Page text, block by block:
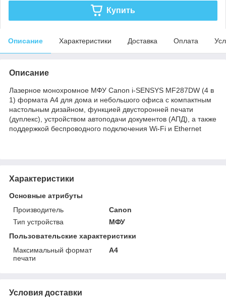
Купить
Описание Характеристики Доставка Оплата
Описание
Лазерное монохромное МФУ Canon i-SENSYS MF287DW (4 в
1) формата А4 для дома и небольшого офиса с компактным
настольным дизайном, функцией двусторонней печати
(дуплекс), устройством автоподачи документов (АПД), а также
поддержкой беспроводного подключения Wi-Fi и Ethernet
Характеристики
Основные атрибуты
Производитель
Canon
Тип устройства
МФУ
Пользовательские характеристики
Максимальный формат
печати
А4
Условия доставки